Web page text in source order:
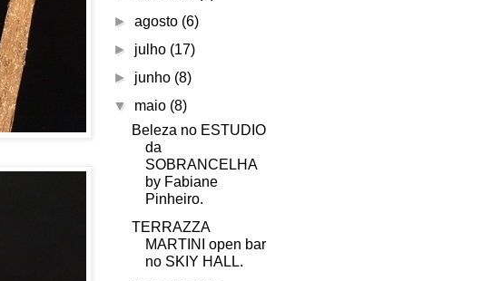
►agosto (6)
► julho (17)
► junho (8)
▼ maio (8)
Beleza no ESTUDIO
da
SOBRANCELHA
by Fabiane
Pinheiro.
TERRAZZA
MARTINI open bar
no SKIY HALL.